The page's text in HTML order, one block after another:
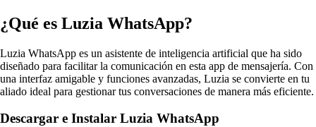
¿Qué es Luzia WhatsApp?
Luzia WhatsApp es un asistente de inteligencia artificial que ha sido
diseñado para facilitar la comunicación en esta app de mensajería. Con
una interfaz amigable y funciones avanzadas, Luzia se convierte en tu
aliado ideal para gestionar tus conversaciones de manera más eficiente.
Descargar e Instalar Luzia WhatsApp